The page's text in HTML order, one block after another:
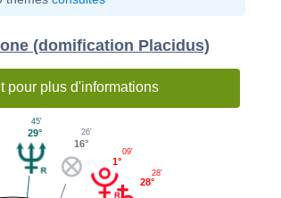
(domification Placidus)
pour plus d'informations
28°
28'
1°
09'
16°
26'
29°
45'